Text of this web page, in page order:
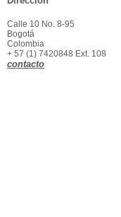
Calle 10 No. 8-95
Bogotá
Colombia
+ 57 (1) 7420848 Ext. 108
contacto